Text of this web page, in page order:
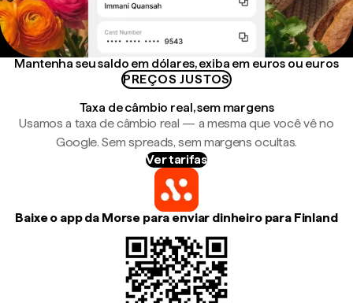
Mantenha seu saldo em dólares, exiba em euros ou euros
PREÇOS JUSTOS
Taxa de câmbio real, sem margens
Usamos a taxa de câmbio real — a mesma que você vê no
Google. Sem spreads, sem margens ocultas.
Ver tarifas
Baixe o app da Morse para enviar dinheiro para Finland